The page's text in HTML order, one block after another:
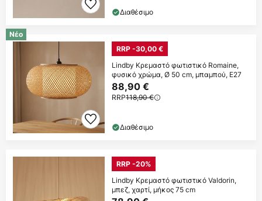
Διαθέσιμο
Νέο
RRP -30,00 €
Lindby Κρεμαστό φωτιστικό Romaine,
φυσικό χρώμα, Ø 50 cm, μπαμπού, E27
88,90 €
RRP118,90 €
Διαθέσιμο
RRP -20%
Lindby Κρεμαστό φωτιστικό Valdorin,
μπεζ, χαρτί, μήκος 75 cm